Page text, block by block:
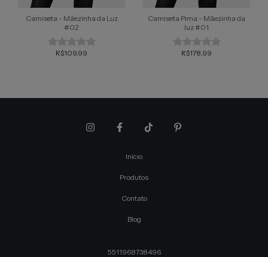
Camiseta - Mãezinha da Luz
#02
R$109,99
Camiseta Pima - Mãezinha da
luz #01
R$178,99
Início
Produtos
Contato
Blog
5511968738496